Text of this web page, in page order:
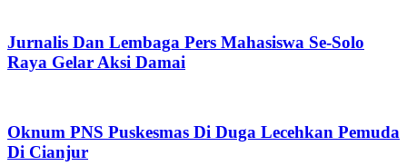
Jurnalis Dan Lembaga Pers Mahasiswa Se-Solo
Raya Gelar Aksi Damai
Oknum PNS Puskesmas Di Duga Lecehkan Pemuda
Di Cianjur